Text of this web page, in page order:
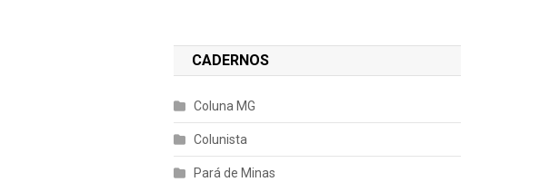
CADERNOS
Coluna MG
Colunista
Pará de Minas